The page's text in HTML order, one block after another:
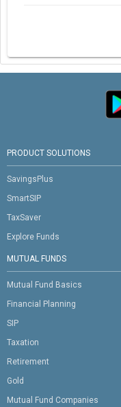
PRODUCT SOLUTIONS
SavingsPlus
SmartSIP
TaxSaver
Explore Funds
MUTUAL FUNDS
Mutual Fund Basics
Financial Planning
SIP
Taxation
Retirement
Gold
Mutual Fund Companies